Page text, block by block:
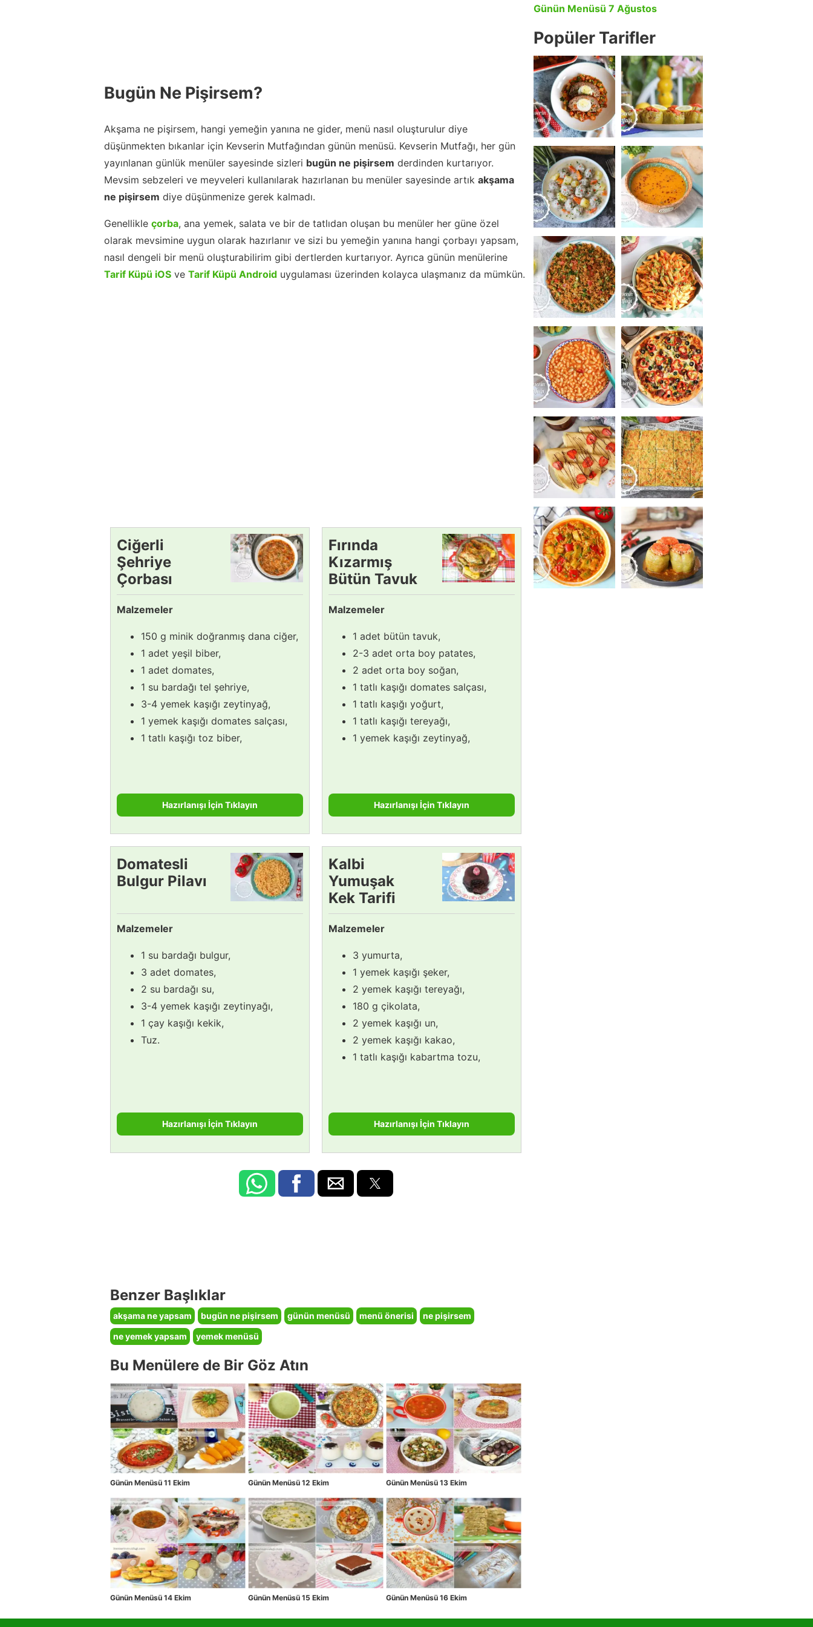
Bugün Ne Pişirsem?
Akşama ne pişirsem, hangi yemeğin yanına ne gider, menü nasıl oluşturulur diye
düşünmekten bıkanlar için Kevserin Mutfağından günün menüsü. Kevserin Mutfağı, her gün
yayınlanan günlük menüler sayesinde sizleri bugün ne pişirsem derdinden kurtarıyor.
Mevsim sebzeleri ve meyveleri kullanılarak hazırlanan bu menüler sayesinde artık akşama
ne pişirsem diye düşünmenize gerek kalmadı.
Genellikle çorba, ana yemek, salata ve bir de tatlıdan oluşan bu menüler her güne özel
olarak mevsimine uygun olarak hazırlanır ve sizi bu yemeğin yanına hangi çorbayı yapsam,
nasıl dengeli bir menü oluşturabilirim gibi dertlerden kurtarıyor. Ayrıca günün menülerine
Tarif Küpü iOS ve Tarif Küpü Android uygulaması üzerinden kolayca ulaşmanız da mümkün.
Ciğerli
Şehriye
Çorbası
Tarifi
Malzemeler
150 g minik doğranmış dana ciğer,
1 adet yeşil biber,
1 adet domates,
1 su bardağı tel şehriye,
3-4 yemek kaşığı zeytinyağ,
1 yemek kaşığı domates salçası,
1 tatlı kaşığı toz biber,
Hazırlanışı İçin Tıklayın
Fırında
Kızarmış
Bütün Tavuk
Tarifi
Malzemeler
1 adet bütün tavuk,
2-3 adet orta boy patates,
2 adet orta boy soğan,
1 tatlı kaşığı domates salçası,
1 tatlı kaşığı yoğurt,
1 tatlı kaşığı tereyağı,
1 yemek kaşığı zeytinyağ,
Hazırlanışı İçin Tıklayın
Domatesli
Bulgur Pilavı
Malzemeler
1 su bardağı bulgur,
3 adet domates,
2 su bardağı su,
3-4 yemek kaşığı zeytinyağı,
1 çay kaşığı kekik,
Tuz.
Hazırlanışı İçin Tıklayın
Kalbi
Yumuşak
Kek Tarifi
Malzemeler
3 yumurta,
1 yemek kaşığı şeker,
2 yemek kaşığı tereyağı,
180 g çikolata,
2 yemek kaşığı un,
2 yemek kaşığı kakao,
1 tatlı kaşığı kabartma tozu,
Hazırlanışı İçin Tıklayın
Benzer Başlıklar
akşama ne yapsam bugün ne pişirsem günün menüsü menü önerisi
ne pişirsem
ne yemek yapsam
yemek menüsü
Bu Menülere de Bir Göz Atın
Günün Menüsü 11 Ekim Günün Menüsü 12 Ekim Günün Menüsü 13 Ekim
Günün Menüsü 14 Ekim Günün Menüsü 15 Ekim Günün Menüsü 16 Ekim
Günün Menüsü 7 Ağustos
Popüler Tarifler